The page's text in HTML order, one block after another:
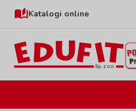
Katalogi online